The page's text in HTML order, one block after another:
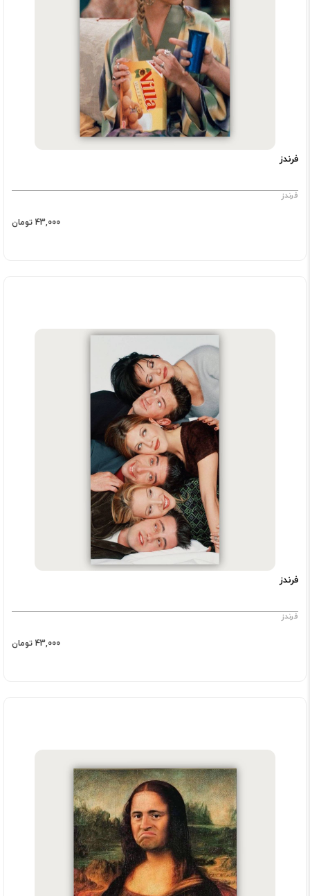
فرندز
فرندز
43,000 تومان
فرندز
فرندز
43,000 تومان